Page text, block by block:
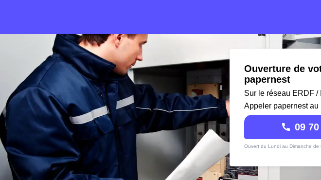
Ouverture de
papernest
Sur le réseau ERDF /
Appeler papernest au
09
Ouvert du Lundi au Dimanche de